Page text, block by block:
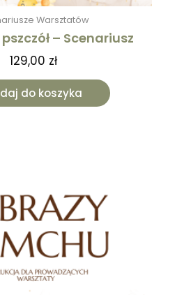
Warsztatów
– Scenariusz
129,00 zł
do koszyka